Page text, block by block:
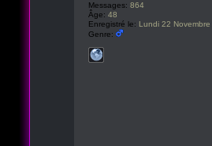
Messages: 864
Âge: 48
Enregistré le: Lundi 22
Genre: